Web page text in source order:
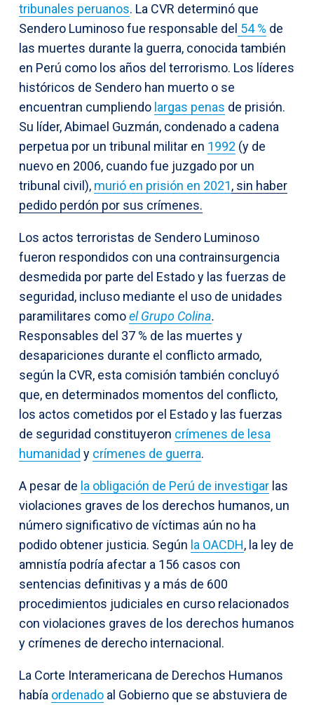
tribunales peruanos. La CVR determinó que
Sendero Luminoso fue responsable del 54 % de
las muertes durante la guerra, conocida también
en Perú como los años del terrorismo. Los líderes
históricos de Sendero han muerto o se
encuentran cumpliendo largas penas de prisión.
Su líder, Abimael Guzmán, condenado a cadena
perpetua por un tribunal militar en 1992 (y de
nuevo en 2006, cuando fue juzgado por un
tribunal civil), murió en prisión en 2021, sin haber
pedido perdón por sus crímenes.
Los actos terroristas de Sendero Luminoso
fueron respondidos con una contrainsurgencia
desmedida por parte del Estado y las fuerzas de
seguridad, incluso mediante el uso de unidades
paramilitares comoel Grupo Colina.
Responsables del 37 % de las muertes y
desapariciones durante el conflicto armado,
según la CVR, esta comisión también concluyó
que, en determinados momentos del conflicto,
los actos cometidos por el Estado y las fuerzas
de seguridad constituyeron crímenes de lesa
humanidad y crímenes de guerra.
A pesar de la obligación de Perú de investigar las
violaciones graves de los derechos humanos, un
número significativo de víctimas aún no ha
podido obtener justicia. Según la OACDH, la ley de
amnistía podría afectar a 156 casos con
sentencias definitivas y a más de 600
procedimientos judiciales en curso relacionados
con violaciones graves de los derechos humanos
y crímenes de derecho internacional.
La Corte Interamericana de Derechos Humanos
había ordenado al Gobierno que se abstuviera de